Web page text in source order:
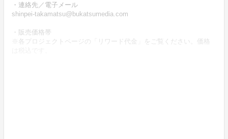
・連絡先／電子メール
shinpei-takamatsu@bukatsumedia.com
・販売価格帯
※各プロジェクトページの「リワード代金」をご覧ください。価格